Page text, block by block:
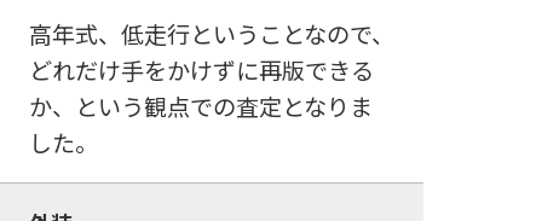
高年式、低走行ということなので、
どれだけ手をかけずに再版できる
か、という観点での査定となりま
した。